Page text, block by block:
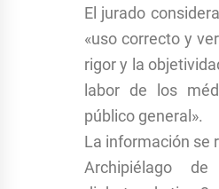
El jurado
«uso correcto y
rigor y la
labor de los
público general».
La información se
Archipiélago